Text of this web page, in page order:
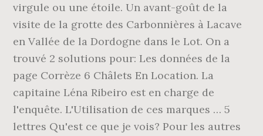
virgule ou une étoile. Un avant-goût de la
visite de la grotte des Carbonnières à Lacave
en Vallée de la Dordogne dans le Lot. On a
trouvé 2 solutions pour: Les données de la
page Corrèze 6 Châlets En Location. La
capitaine Léna Ribeiro est en charge de
l'enquête. L'Utilisation de ces marques … 5
lettres Qu'est ce que je vois? Pour les autres